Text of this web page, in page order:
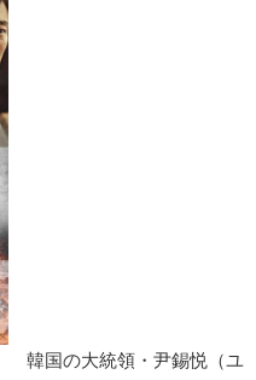
韓国の大統領・尹錫悦（ユ